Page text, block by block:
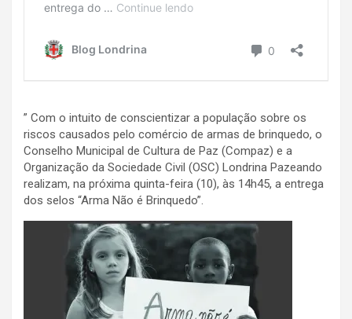
” Com o intuito de conscientizar a população sobre os
riscos causados pelo comércio de armas de brinquedo, o
Conselho Municipal de Cultura de Paz (Compaz) e a
Organização da Sociedade Civil (OSC) Londrina Pazeando
realizam, na próxima quinta-feira (10), às 14h45, a entrega
dos selos “Arma Não é Brinquedo”.